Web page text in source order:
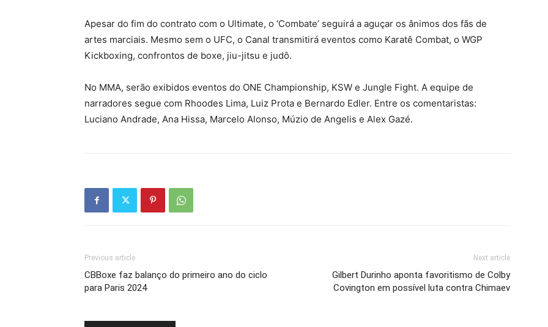
Apesar do fim do contrato com o Ultimate, o ‘Combate’ seguirá a aguçar os ânimos dos fãs de
artes marciais. Mesmo sem o UFC, o Canal transmitirá eventos como Karatê Combat, o WGP
Kickboxing, confrontos de boxe, jiu-jitsu e judô.
No MMA, serão exibidos eventos do ONE Championship, KSW e Jungle Fight. A equipe de
narradores segue com Rhoodes Lima, Luiz Prota e Bernardo Edler. Entre os comentaristas:
Luciano Andrade, Ana Hissa, Marcelo Alonso, Múzio de Angelis e Alex Gazé.
Previous article
CBBoxe faz balanço do primeiro ano do ciclo
para Paris 2024
Next article
Gilbert Durinho aponta favoritismo de Colby
Covington em possível luta contra Chimaev